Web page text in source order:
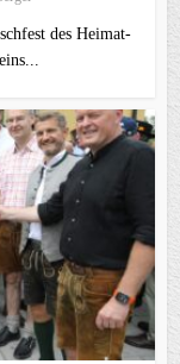
des Heimat-